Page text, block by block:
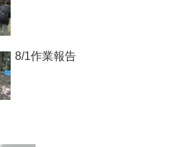
8/1作業報告